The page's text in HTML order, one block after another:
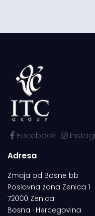
Facebook
Adresa
Zmaja od Bosne bb
Poslovna zona Zenica 1
72000 Zenica
Bosna i Hercegovina